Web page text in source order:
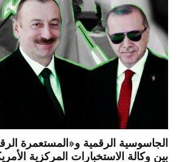
الجاسوسية الرقمية و«المستعمرة
بين وكالة الاستخبارات المركزية